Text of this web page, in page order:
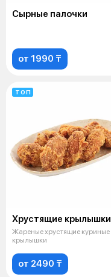
Сырные палочки
от 1990 ₸
ТОП
Хрустящие крылышки
Жареные хрустящие куриные
крылышки
от 2490 ₸